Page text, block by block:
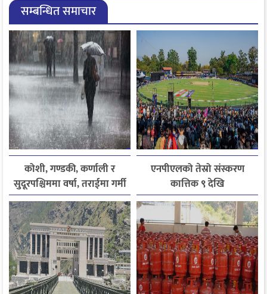
सम्बन्धित समाचार
कोशी, गण्डकी, कर्णाली र
सुदूरपश्चिममा वर्षा, तराईमा गर्मी
बढ्ने अनुमान
एनपीएलको तेस्रो संस्करण
कात्तिक ९ देखि